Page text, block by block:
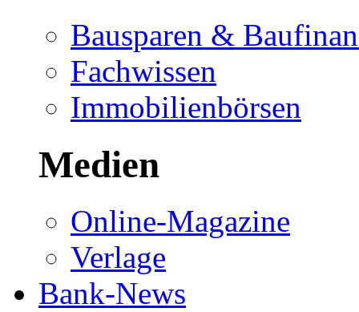
Bausparen &
Fachwissen
Immobilienbörsen
Medien
Online-Magazine
Verlage
Bank-News